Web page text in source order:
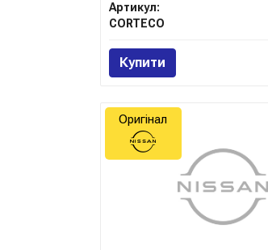
Артикул:
CORTECO
Купити
Оригінал